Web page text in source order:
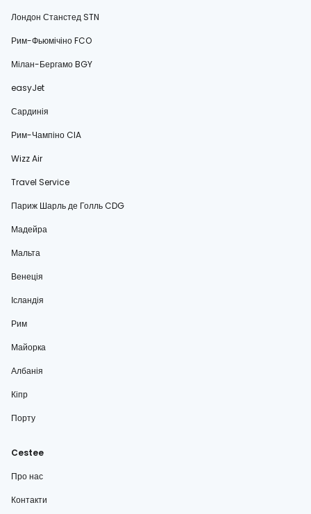
Лондон Станстед STN
Рим-Фьюмічіно FCO
Мілан-Бергамо BGY
easyJet
Сардинія
Рим-Чампіно CIA
Wizz Air
Travel Service
Париж Шарль де Голль CDG
Мадейра
Мальта
Венеція
Ісландія
Рим
Майорка
Албанія
Кіпр
Порту
Cestee
Про нас
Контакти